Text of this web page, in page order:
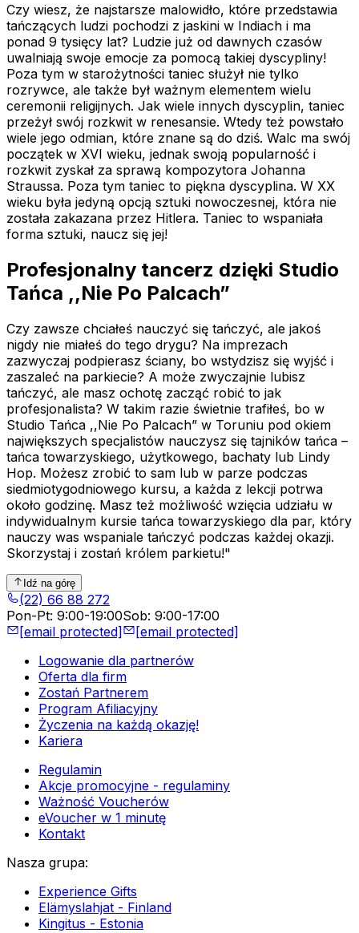
Czy wiesz, że najstarsze malowidło, które przedstawia
tańczących ludzi pochodzi z jaskini w Indiach i ma
ponad 9 tysięcy lat? Ludzie już od dawnych czasów
uwalniają swoje emocje za pomocą takiej dyscypliny!
Poza tym w starożytności taniec służył nie tylko
rozrywce, ale także był ważnym elementem wielu
ceremonii religijnych. Jak wiele innych dyscyplin, taniec
przeżył swój rozkwit w renesansie. Wtedy też powstało
wiele jego odmian, które znane są do dziś. Walc ma swój
początek w XVI wieku, jednak swoją popularność i
rozkwit zyskał za sprawą kompozytora Johanna
Straussa. Poza tym taniec to piękna dyscyplina. W XX
wieku była jedyną opcją sztuki nowoczesnej, która nie
została zakazana przez Hitlera. Taniec to wspaniała
forma sztuki, naucz się jej!
Profesjonalny tancerz dzięki Studio
Tańca ,,Nie Po Palcach”
Czy zawsze chciałeś nauczyć się tańczyć, ale jakoś
nigdy nie miałeś do tego drygu? Na imprezach
zazwyczaj podpierasz ściany, bo wstydzisz się wyjść i
zaszaleć na parkiecie? A może zwyczajnie lubisz
tańczyć, ale masz ochotę zacząć robić to jak
profesjonalista? W takim razie świetnie trafiłeś, bo w
Studio Tańca ,,Nie Po Palcach” w Toruniu pod okiem
największych specjalistów nauczysz się tajników tańca –
tańca towarzyskiego, użytkowego, bachaty lub Lindy
Hop. Możesz zrobić to sam lub w parze podczas
siedmiotygodniowego kursu, a każda z lekcji potrwa
około godzinę. Masz też możliwość wzięcia udziału w
indywidualnym kursie tańca towarzyskiego dla par, który
nauczy was wspaniale tańczyć podczas każdej okazji.
Skorzystaj i zostań królem parkietu!"
Idź na górę
(22) 66 88 272
Pon-Pt: 9:00-19:00Sob: 9:00-17:00
[email protected]
[email protected]
Logowanie dla partnerów
Oferta dla firm
Zostań Partnerem
Program Afiliacyjny
Życzenia na każdą okazję!
Kariera
Regulamin
Akcje promocyjne - regulaminy
Ważność Voucherów
eVoucher w 1 minutę
Kontakt
Nasza grupa:
Experience Gifts
Elämyslahjat - Finland
Kingitus - Estonia